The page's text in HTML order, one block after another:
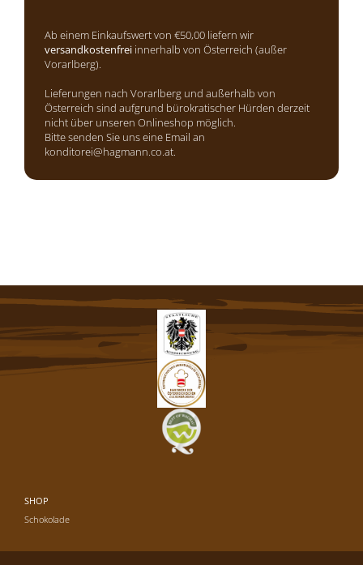
Ab einem Einkaufswert von €50,00 liefern wir
versandkostenfrei innerhalb von Österreich (außer
Vorarlberg).
Lieferungen nach Vorarlberg und außerhalb von
Österreich sind aufgrund bürokratischer Hürden derzeit
nicht über unseren Onlineshop möglich.
Bitte senden Sie uns eine Email an
konditorei@hagmann.co.at.
SHOP
Schokolade